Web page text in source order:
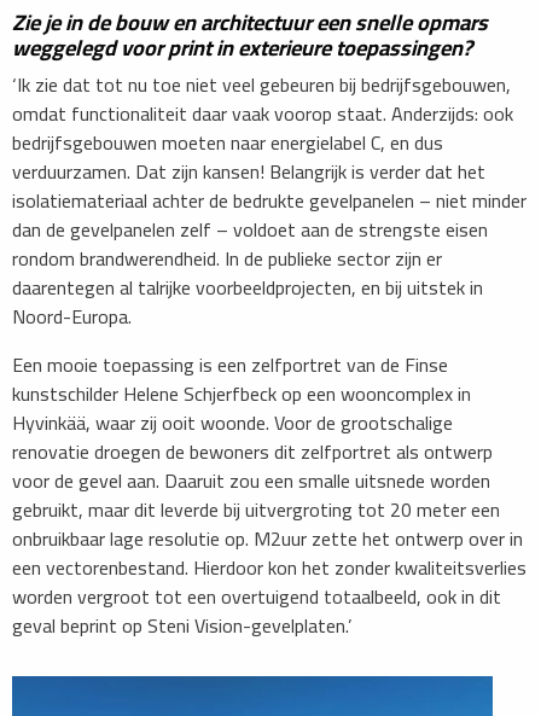
Zie je in de bouw en architectuur een snelle opmars
weggelegd voor print in exterieure toepassingen?
‘Ik zie dat tot nu toe niet veel gebeuren bij bedrijfsgebouwen,
omdat functionaliteit daar vaak voorop staat. Anderzijds: ook
bedrijfsgebouwen moeten naar energielabel C, en dus
verduurzamen. Dat zijn kansen! Belangrijk is verder dat het
isolatiemateriaal achter de bedrukte gevelpanelen – niet minder
dan de gevelpanelen zelf – voldoet aan de strengste eisen
rondom brandwerendheid. In de publieke sector zijn er
daarentegen al talrijke voorbeeldprojecten, en bij uitstek in
Noord-Europa.
Een mooie toepassing is een zelfportret van de Finse
kunstschilder Helene Schjerfbeck op een wooncomplex in
Hyvinkää, waar zij ooit woonde. Voor de grootschalige
renovatie droegen de bewoners dit zelfportret als ontwerp
voor de gevel aan. Daaruit zou een smalle uitsnede worden
gebruikt, maar dit leverde bij uitvergroting tot 20 meter een
onbruikbaar lage resolutie op. M2uur zette het ontwerp over in
een vectorenbestand. Hierdoor kon het zonder kwaliteitsverlies
worden vergroot tot een overtuigend totaalbeeld, ook in dit
geval beprint op Steni Vision-gevelplaten.’